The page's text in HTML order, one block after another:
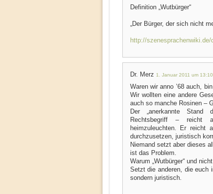
Definition „Wutbürger“
„Der Bürger, der sich nicht
http://szenesprachenwiki.de/
Dr. Merz 1. Januar 2011 um 13:10
Waren wir anno ’68 auch,
Wir wollten eine andere
auch so manche Rosinen –
Der „anerkannte Stand
Rechtsbegriff – reicht
heimzuleuchten. Er reicht
durchzusetzen, juristisch
Niemand setzt aber dieses
ist das Problem.
Warum „Wutbürger“ und
Setzt die anderen, die euch
sondern juristisch.